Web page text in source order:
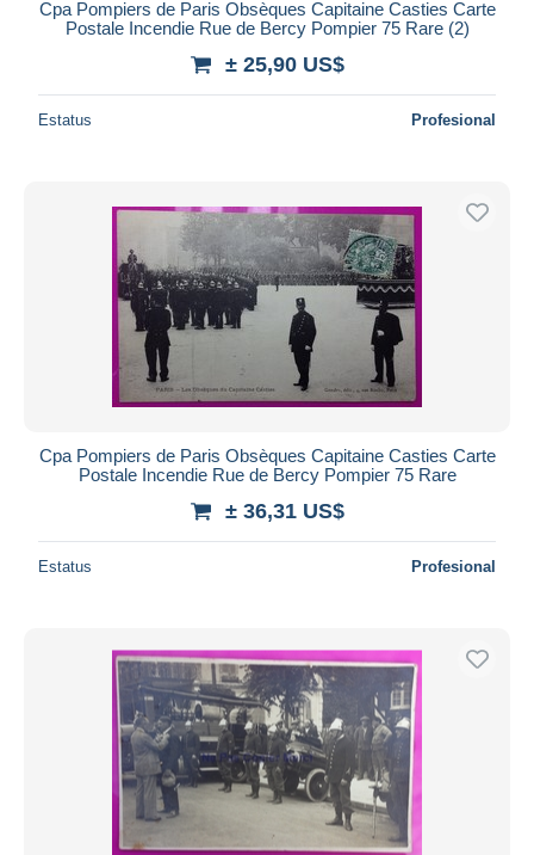
Cpa Pompiers de Paris Obsèques Capitaine Casties Carte
Postale Incendie Rue de Bercy Pompier 75 Rare (2)
± 25,90 US$
Estatus Profesional
Cpa Pompiers de Paris Obsèques Capitaine Casties Carte
Postale Incendie Rue de Bercy Pompier 75 Rare
± 36,31 US$
Estatus Profesional